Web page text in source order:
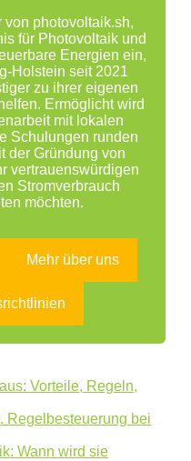
von photovoltaik.sh,
für Photovoltaik und
Energien ein,
Holstein seit 2021
zu ihrer eigenen
Ermöglicht wird
mit lokalen
Schulungen runden
der Gründung von
vertrauenswürdigen
Stromverbrauch
möchten.
Mehr über uns
Vorteile, Regeln,
Regelbesteuerung bei
Wann wird sie